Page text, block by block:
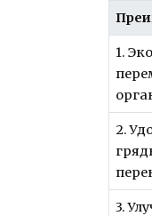
1.
2.
3.